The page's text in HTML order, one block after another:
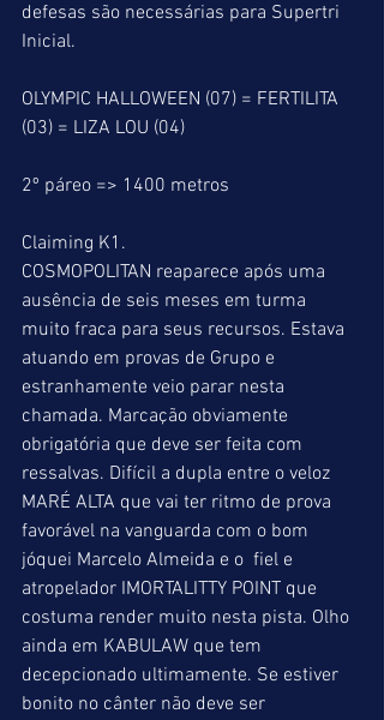
defesas são necessárias para Supertri
Inicial.
OLYMPIC HALLOWEEN (07) = FERTILITA
(03) = LIZA LOU (04)
2º páreo => 1400 metros
Claiming K1.
COSMOPOLITAN reaparece após uma
ausência de seis meses em turma
muito fraca para seus recursos. Estava
atuando em provas de Grupo e
estranhamente veio parar nesta
chamada. Marcação obviamente
obrigatória que deve ser feita com
ressalvas. Difícil a dupla entre o veloz
MARÉ ALTA que vai ter ritmo de prova
favorável na vanguarda com o bom
jóquei Marcelo Almeida e o  fiel e
atropelador IMORTALITTY POINT que
costuma render muito nesta pista. Olho
ainda em KABULAW que tem
decepcionado ultimamente. Se estiver
bonito no cânter não deve ser